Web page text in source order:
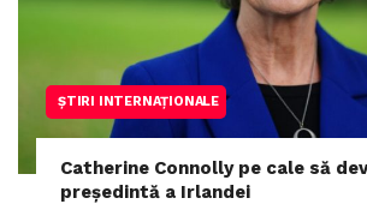
ȘTIRI INTERNAȚIONALE
Catherine Connolly pe cale să
președintă a Irlandei